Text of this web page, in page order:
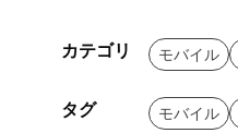
カテゴリ モバイル
タグ モバイル